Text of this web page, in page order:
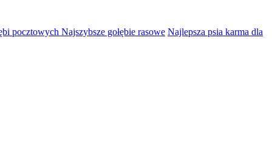
pocztowych Najszybsze gołębie rasowe Najlepsza psia karma dla